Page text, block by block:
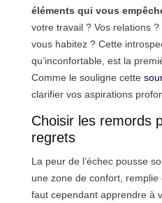
éléments qui vous
votre travail ? Vos relations
vous habitez ? Cette
qu’inconfortable, est la
Comme le souligne cette
clarifier vos aspirations
Choisir les remords
regrets
La peur de l’échec pousse
une zone de confort,
faut cependant apprendre à